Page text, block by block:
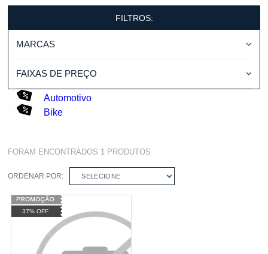
FILTROS:
MARCAS
FAIXAS DE PREÇO
Automotivo
Bike
FORAM ENCONTRADOS 1 PRODUTOS
ORDENAR POR: SELECIONE
37% OFF